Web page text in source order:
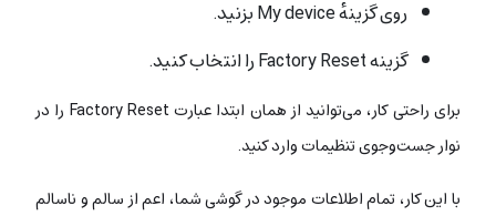
روی گزینهٔ My device بزنید.
گزینه Factory Reset را انتخاب کنید.
برای راحتی کار، می‌توانید از همان ابتدا عبارت Factory Reset را در
نوار جست‌وجوی تنظیمات وارد کنید.
با این کار، تمام اطلاعات موجود در گوشی شما، اعم از سالم و ناسالم